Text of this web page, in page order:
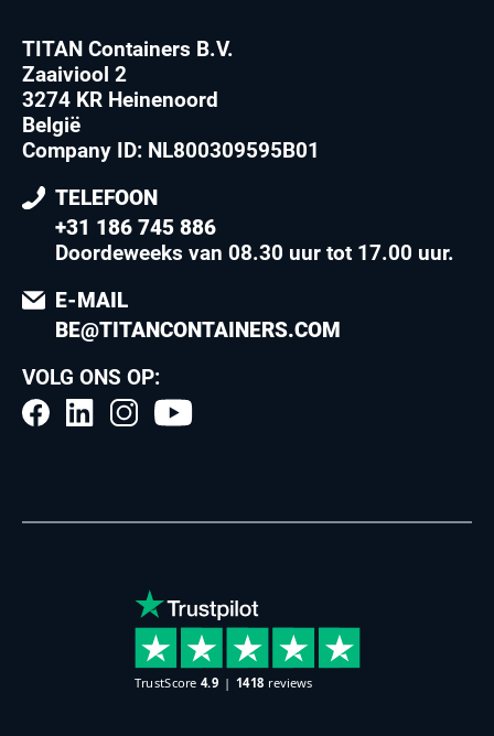
TITAN Containers B.V.
Zaaiviool 2
3274 KR Heinenoord
België
Company ID: NL800309595B01
TELEFOON
+31 186 745 886
Doordeweeks van 08.30 uur tot 17.00 uur.
E-MAIL
BE@TITANCONTAINERS.COM
VOLG ONS OP: